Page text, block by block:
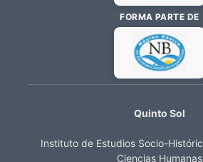
FORMA PARTE DE
Quinto Sol
Instituto de Estudios Socio-
Ciencias Humanas